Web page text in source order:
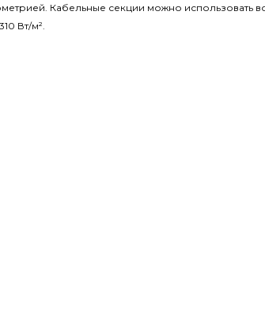
Кабельные секции можно использовать
Вт/м²